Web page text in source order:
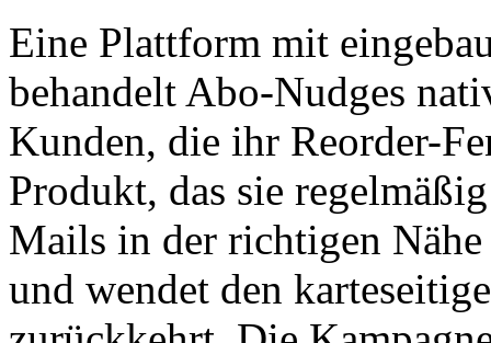
Eine Plattform mit
behandelt Abo-Nudges
Kunden, die ihr Reorder-
Produkt, das sie
Mails in der richtigen
und wendet den